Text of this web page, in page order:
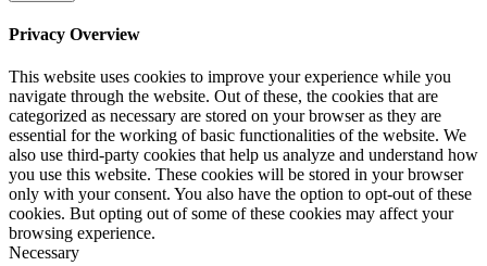
Privacy Overview
This website uses cookies to improve your experience while you
navigate through the website. Out of these, the cookies that are
categorized as necessary are stored on your browser as they are
essential for the working of basic functionalities of the website. We
also use third-party cookies that help us analyze and understand how
you use this website. These cookies will be stored in your browser
only with your consent. You also have the option to opt-out of these
cookies. But opting out of some of these cookies may affect your
browsing experience.
Necessary